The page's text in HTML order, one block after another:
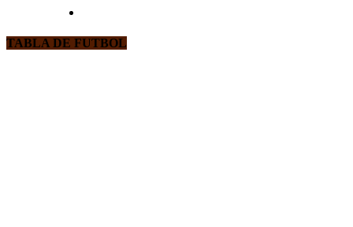
TABLA DE FUTBOL